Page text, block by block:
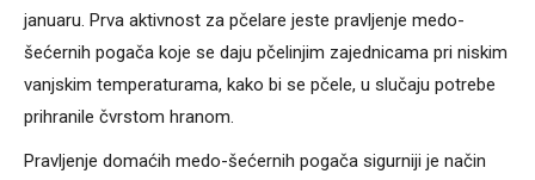
januaru. Prva aktivnost za pčelare jeste pravljenje medo-
šećernih pogača koje se daju pčelinjim zajednicama pri niskim
vanjskim temperaturama, kako bi se pčele, u slučaju potrebe
prihranile čvrstom hranom.
Pravljenje domaćih medo-šećernih pogača sigurniji je način